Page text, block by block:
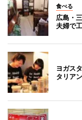
食べる
広島・
夫婦で
ヨガス
タリア